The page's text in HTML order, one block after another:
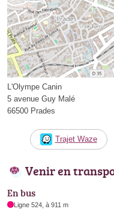
L'Olympe Canin
5 avenue Guy Malé
66500 Prades
Trajet Waze
Venir en
En bus
Ligne 524, à 911 m